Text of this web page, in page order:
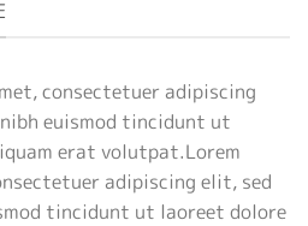
consectetuer adipiscing
euismod tincidunt ut
erat volutpat.Lorem
adipiscing elit, sed
tincidunt ut laoreet dolore